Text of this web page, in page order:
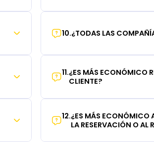
10.¿TODAS LAS
11.¿ES MÁS ECONÓMICO
CLIENTE?
12.¿ES MÁS ECONÓMICO
LA RESERVACIÓN O AL